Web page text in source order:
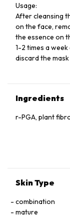
Usage:
After cleansing
on the face,
the essence on
1-2 times a
discard the
Ingredients
r-PGA, plant
Skin Type
combination
mature